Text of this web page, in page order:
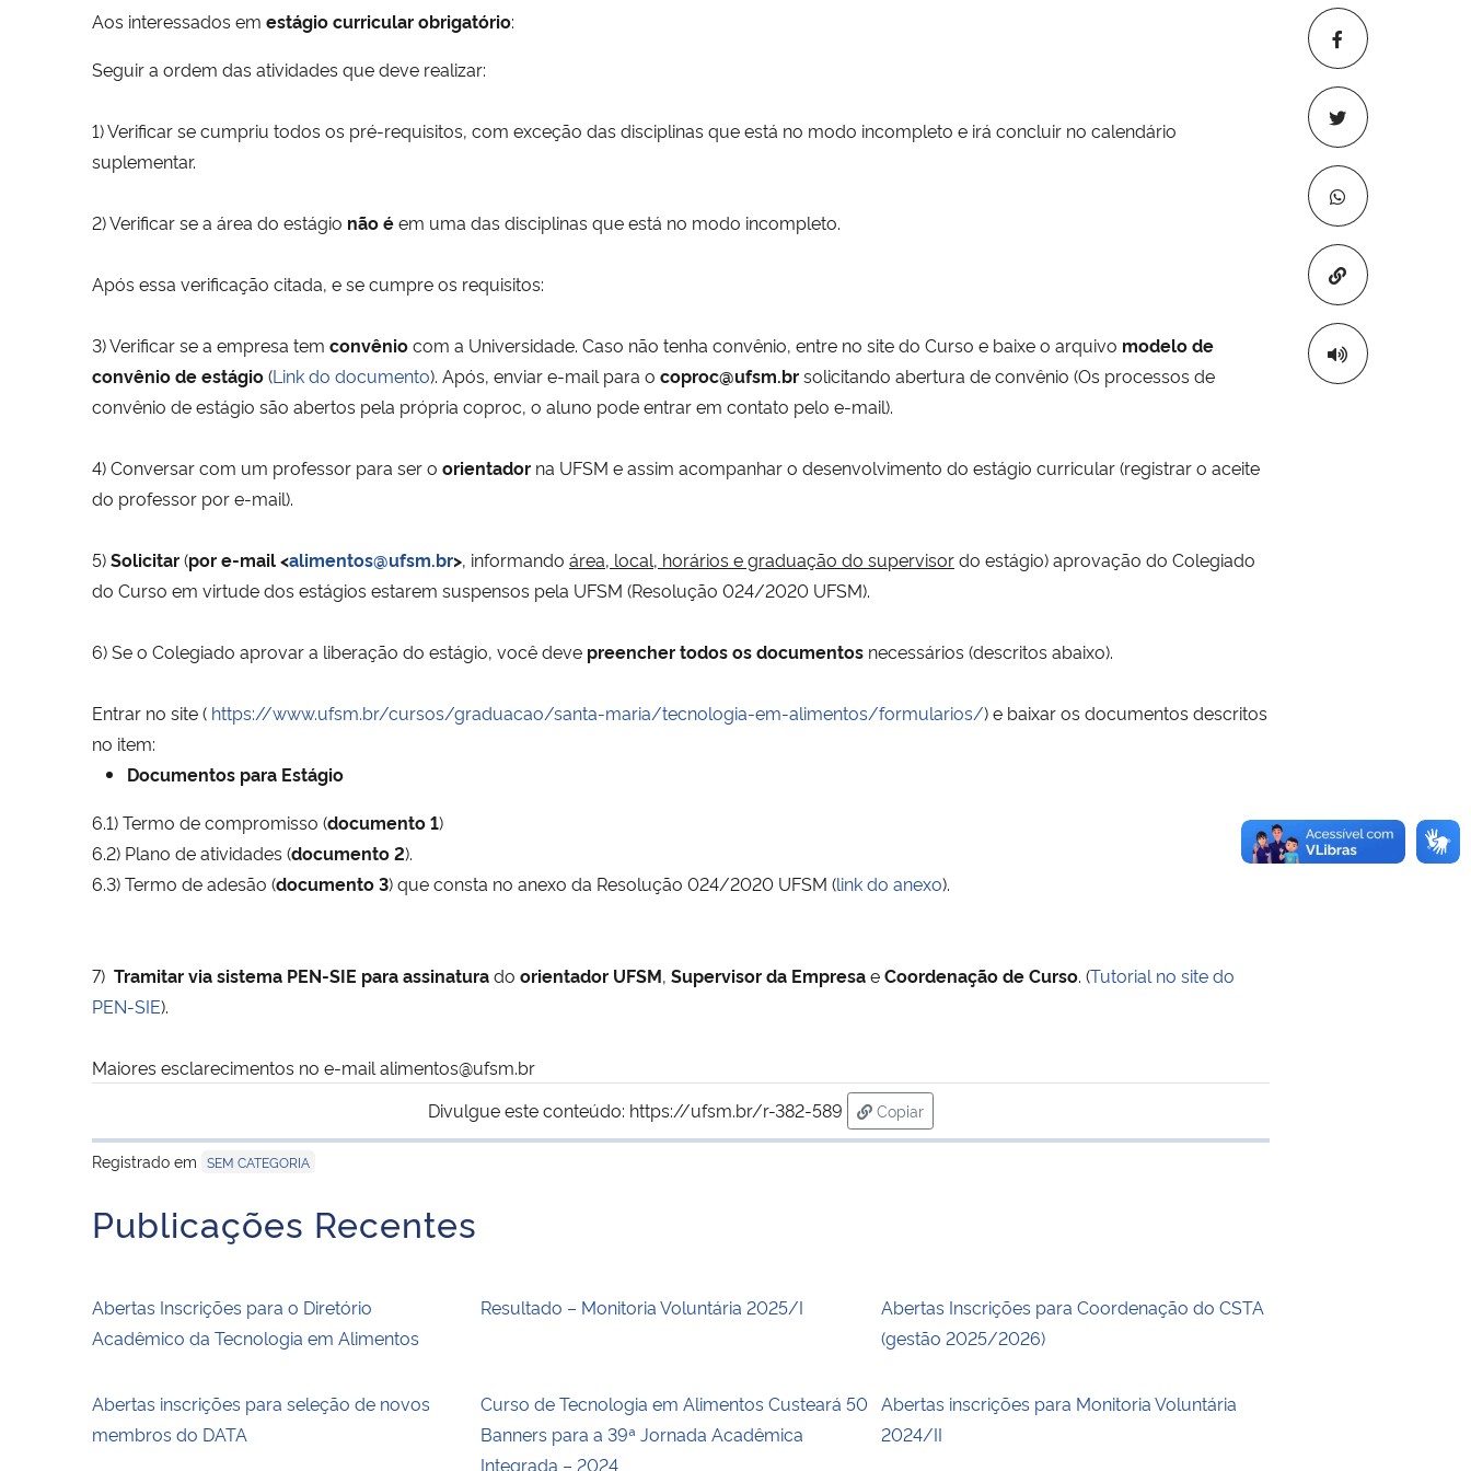
Copiar para
Aos interessados em estágio curricular obrigatório:
Seguir a ordem das atividades que deve realizar:
1) Verificar se cumpriu todos os pré-requisitos, com exceção das disciplinas que está no modo incompleto e irá concluir no calendário
suplementar.
2) Verificar se a área do estágio não éem uma das disciplinas que está no modo incompleto.
Após essa verificação citada, e se cumpre os requisitos:
3) Verificar se a empresa tem convêniocom a Universidade. Caso não tenha convênio, entre no site do Curso e baixe o arquivo modelo de
convênio de estágio(Link do documento). Após, enviar e-mail para o coproc@ufsm.brsolicitando abertura de convênio (Os processos de
convênio de estágio são abertos pela própria coproc, o aluno pode entrar em contato pelo e-mail).
4) Conversar com um professor para ser o orientador na UFSM e assim acompanhar o desenvolvimento do estágio curricular (registrar o aceite
do professor pore-mail).
5)Solicitar(por e-mail <alimentos@ufsm.br>, informando área, local, horários e graduação do supervisordo estágio) aprovação do Colegiado
do Curso em virtude dos estágios estarem suspensos pela UFSM (Resolução 024/2020 UFSM).
6) Se o Colegiado aprovar a liberação do estágio, você deve preencher todos os documentos necessários (descritos abaixo).
Entrar no site ( https://www.ufsm.br/cursos/graduacao/santa-maria/tecnologia-em-alimentos/formularios/) e baixar os documentos descritos
no item:
Documentos para Estágio
6.1) Termo de compromisso (documento 1)
6.2) Plano de atividades (documento 2).
6.3) Termo de adesão (documento 3) que consta no anexo da Resolução 024/2020 UFSM (link do anexo).
7) Tramitar via sistema PEN-SIE para assinaturado orientador UFSM, Supervisor da EmpresaeCoordenação de Curso. (Tutorial no site do
PEN-SIE).
Maiores esclarecimentos no e-mail alimentos@ufsm.br
Divulgue este conteúdo: https://ufsm.br/r-382-589
Copiar
para área de transferência
Registrado em SEM CATEGORIA
Publicações Recentes
Abertas Inscrições para o Diretório
Acadêmico da Tecnologia em Alimentos
Resultado – Monitoria Voluntária 2025/I
Abertas Inscrições para Coordenação do CSTA
(gestão 2025/2026)
Abertas inscrições para seleção de novos
membros do DATA
Curso de Tecnologia em Alimentos Custeará 50
Banners para a 39ª Jornada Acadêmica
Integrada – 2024
Abertas inscrições para Monitoria Voluntária
2024/II